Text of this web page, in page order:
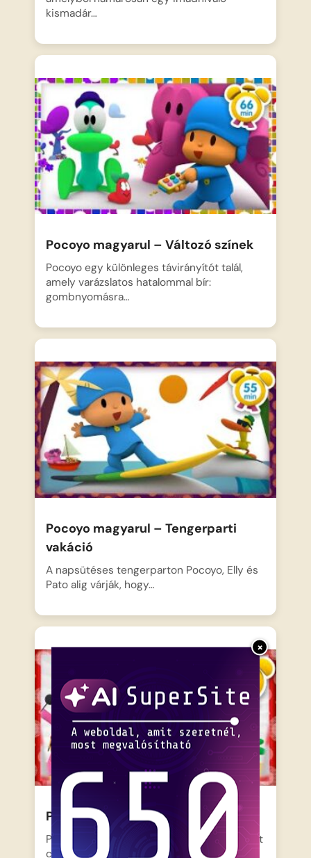
×
kismadár…
Pocoyo magyarul – Változó színek
Pocoyo egy különleges távirányítót talál,
amely varázslatos hatalommal bír:
gombnyomásra…
Pocoyo magyarul – Tengerparti
vakáció
A napsütéses tengerparton Pocoyo, Elly és
Pato alig várják, hogy…
Pocoyo – A cirkusz
Pocoyo, Elly és Pato elhatározzák, hogy saját
cirkuszt nyitnak a…